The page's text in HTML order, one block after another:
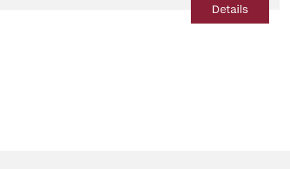
Details